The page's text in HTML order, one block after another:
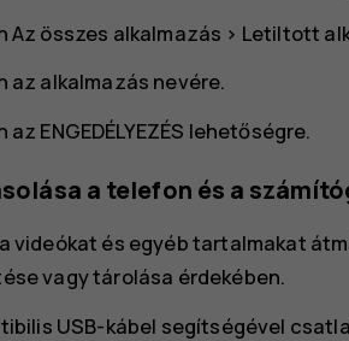
Az összes alkalmazás > Letiltott
az alkalmazás nevére.
az ENGEDÉLYEZÉS lehetőségre.
a telefon és a
videókat és egyéb tartalmakat
vagy tárolása érdekében.
USB-kábel segítségével